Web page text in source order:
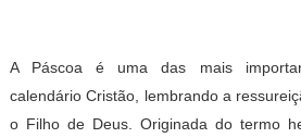
A Páscoa é uma das mais
calendário Cristão, lembrando a
o Filho de Deus. Originada do termo